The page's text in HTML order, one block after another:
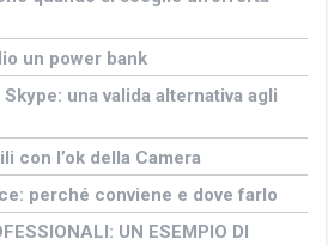
un power bank
una valida alternativa agli
con l’ok della Camera
perché conviene e dove farlo
UN ESEMPIO DI